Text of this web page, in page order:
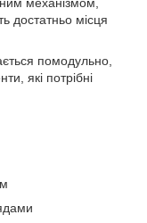
достатньо місця
помодульно,
які потрібні